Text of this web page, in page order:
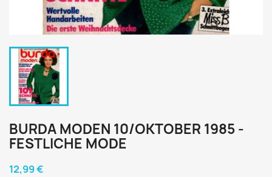
BURDA MODEN 10/OKTOBER 1985 -
FESTLICHE MODE
12,99 €